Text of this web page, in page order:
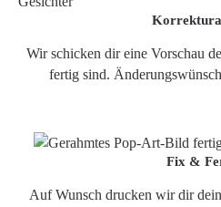
Wir schicken dir eine Vorschau
fertig sind.
Fix &
Auf Wunsch drucken wir dir